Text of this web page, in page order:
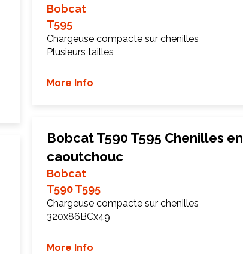
Bobcat
T595
Chargeuse compacte sur chenilles
Plusieurs tailles
More Info
Bobcat T590 T595 Chenilles en
caoutchouc
Bobcat
T590 T595
Chargeuse compacte sur chenilles
320x86BCx49
More Info